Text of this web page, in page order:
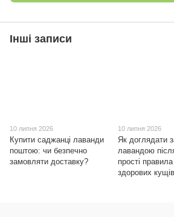
Інші записи
10 липня 2026
Купити саджанці лаванди
поштою: чи безпечно
замовляти доставку?
10 липня 2026
Як доглядати
лавандою
прості
здорових кущів